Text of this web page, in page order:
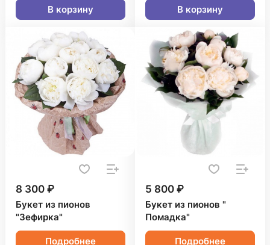
В корзину В корзину
8 300 ₽
Букет из пионов
"Зефирка"
Подробнее
5 800 ₽
Букет из пионов "
Помадка"
Подробнее